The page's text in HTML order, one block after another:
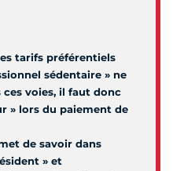
tarifs préférentiels
sédentaire » ne
ces voies, il faut donc
» lors du paiement de
de savoir dans
» et